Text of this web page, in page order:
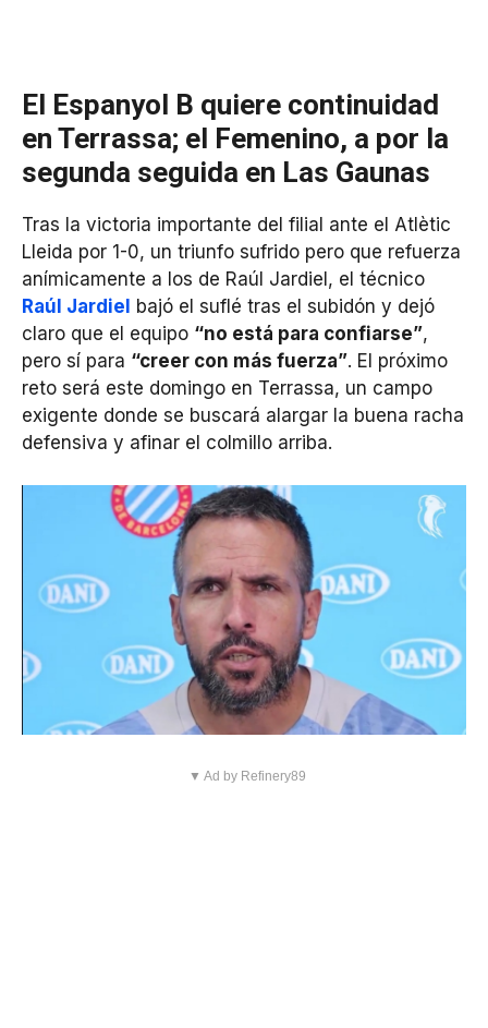
El Espanyol B quiere continuidad
en Terrassa; el Femenino, a por la
segunda seguida en Las Gaunas
Tras la victoria importante del filial ante el Atlètic
Lleida por 1-0, un triunfo sufrido pero que refuerza
anímicamente a los de Raúl Jardiel, el técnico
Raúl Jardiel
bajó el suflé tras el subidón y dejó
claro que el equipo “no está para confiarse”,
pero sí para “creer con más fuerza”. El próximo
reto será este domingo en Terrassa, un campo
exigente donde se buscará alargar la buena racha
defensiva y afinar el colmillo arriba.
▼ Ad by Refinery89